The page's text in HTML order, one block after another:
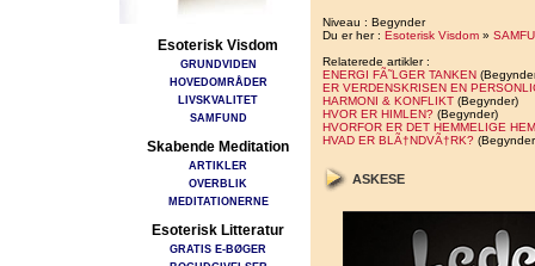
Esoterisk Visdom
GRUNDVIDEN
HOVEDOMRÅDER
LIVSKVALITET
SAMFUND
Skabende Meditation
ARTIKLER
OVERBLIK
MEDITATIONERNE
Esoterisk Litteratur
GRATIS E-BØGER
Niveau : Begynder
Du er her : Esoterisk Visdom »
Relaterede artikler :
ENERGI FÃ˜LGER TANKEN
ER VERDENSKRISEN EN
HARMONI & KONFLIKT (Begynder)
HVOR ER HIMLEN? (Begynder)
HVORFOR ER DET HEMMELIGE
HVAD ER BLÃ†NDVÃ†RK?
ASKESE